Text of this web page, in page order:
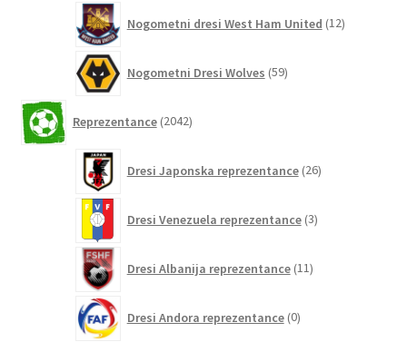
Nogometni dresi West Ham United 12izdelkov
Nogometni Dresi Wolves 59izdelkov
Reprezentance 2042izdelkov
Dresi Japonska reprezentance 26izdelkov
Dresi Venezuela reprezentance 3izdelki
Dresi Albanija reprezentance 11izdelkov
Dresi Andora reprezentance 0izdelkov